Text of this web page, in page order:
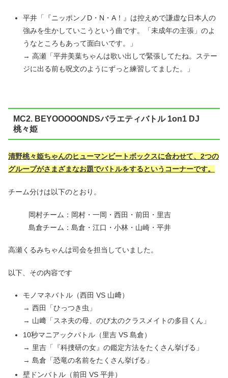
平井「『ニッポンノD・N・A！』は控えめで謙虚な日本人の
強みを生かしていこうという曲です。「未成年の主張」のよ
うなところもあって面白いです。」
→ 高瀬「平井美葉ちゃんは歌い出しで緊張してたね。ステー
ジに出る前も呪文のようにずっと練習してました。」
MC2. BEYOOOOONDSバラエティバトル 1on1 DJ
桃々姫
清野桃々姫ちゃんのヒューマンビートボックスに合わせて、2つの
グループがさまざまなお題でバトルをするというコーナーです。
チーム分けは以下のとおり。
岡村チーム：岡村・一岡・西田・前田・里吉
島倉チーム：島倉・江口・小林・山崎・平井
高瀬くるみちゃんは司会を担当していました。
以下、その内容です
モノマネバトル（西田 VS 山﨑）
→ 西田「ひっつき虫」
→ 山﨑「スネ夫の母、のび太のクラスメイトの多目くん」
10秒マニアックバトル（里吉 VS 島倉）
→ 里吉「『科捜研の女』の鑑定方法をたくさん挙げる」
→ 島倉「恐竜の名前をたくさん挙げる」
壁ドンバトル（前田 VS 平井）